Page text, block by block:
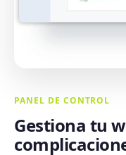
PANEL DE CONTROL
Gestiona tu